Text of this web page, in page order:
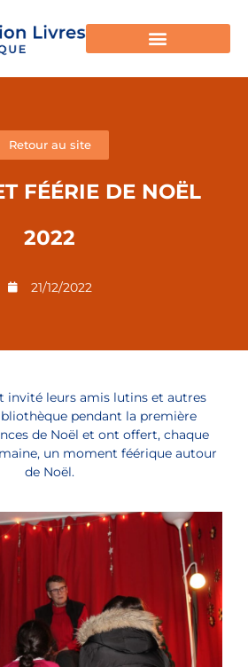
Retour au site
FÉÉRIE DE NOËL
2022
21/12/2022
invité leurs amis lutins et autres
pendant la première
de Noël et ont offert, chaque
un moment féérique autour
de Noël.